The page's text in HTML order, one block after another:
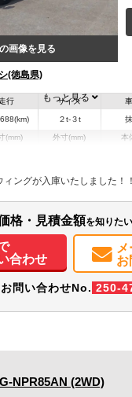
画像を見る
(徳島県)
行 サイズ
２t-３t
(mm) 外寸(mm) 本
装備情報
パワーウィンドウ ABS エアバ
フラー
もっと見る
ングが入庫いたしました！！
格・見積金額を知りた
合わせ
お
お問い合わせNo. 250-
NPR85AN (2WD)